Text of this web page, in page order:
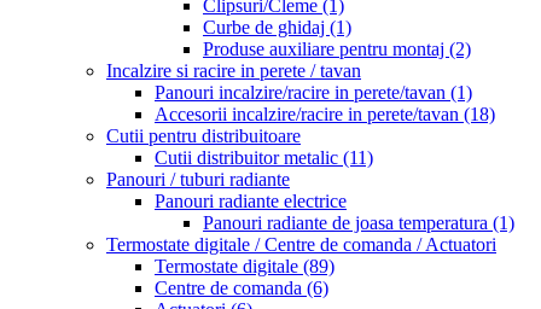
Clipsuri/Cleme (1)
Curbe de ghidaj (1)
Produse auxiliare pentru montaj (2)
Incalzire si racire in perete / tavan
Panouri incalzire/racire in perete/tavan (1)
Accesorii incalzire/racire in perete/tavan (18)
Cutii pentru distribuitoare
Cutii distribuitor metalic (11)
Panouri / tuburi radiante
Panouri radiante electrice
Panouri radiante de joasa temperatura (1)
Termostate digitale / Centre de comanda / Actuatori
Termostate digitale (89)
Centre de comanda (6)